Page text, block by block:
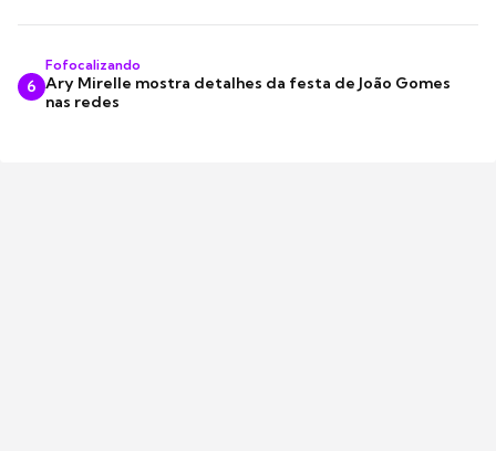
6
Fofocalizando
Ary Mirelle mostra detalhes da festa de João Gomes
nas redes